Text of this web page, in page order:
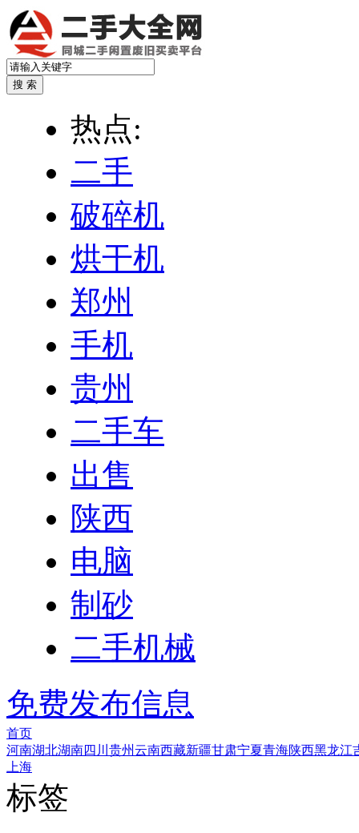
热点:
二手
破碎机
烘干机
郑州
手机
贵州
二手车
出售
陕西
电脑
制砂
二手机械
免费发布信息
首页
河南湖北湖南四川 贵州云南西藏新疆甘肃宁夏青海陕西黑龙江
上海
标签